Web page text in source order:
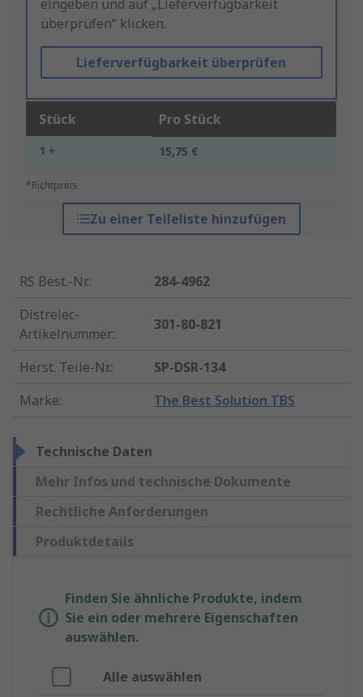
eingeben und auf „Lieferverfügbarkeit
überprüfen“ klicken.
Lieferverfügbarkeit überprüfen
Stück Pro Stück
1 + 15,75 €
*Richtpreis
Zu einer Teileliste hinzufügen
RS Best.-Nr.:
284-4962
Distrelec-
Artikelnummer:
301-80-821
Herst. Teile-Nr.:
SP-DSR-134
Marke: The Best Solution TBS
Technische Daten
Mehr Infos und technische Dokumente
Rechtliche Anforderungen
Produktdetails
Finden Sie ähnliche Produkte, indem
Sie ein oder mehrere Eigenschaften
auswählen.
Alle auswählen